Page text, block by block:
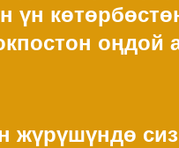
үн
оңдой
жүрүшүндө сиз